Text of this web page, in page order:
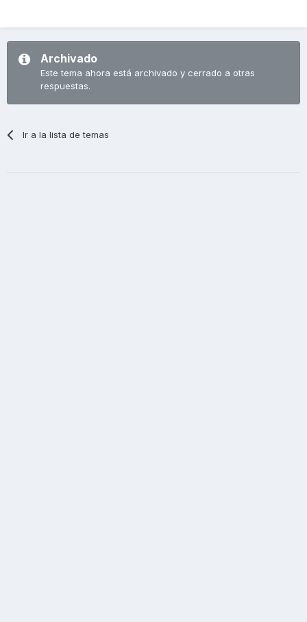
Archivado
Este tema ahora está archivado y cerrado a otras
respuestas.
Ir a la lista de temas